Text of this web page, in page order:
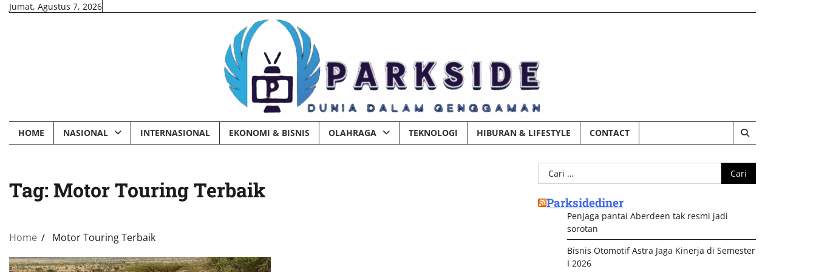
SkipJumat, Agustus 7, 2026
HOME NASIONAL INTERNASIONAL EKONOMI & BISNIS OLAHRAGA TEKNOLOGI HIBURAN & LIFESTYLE CONTACT
Tag: Motor Touring Terbaik
Home Motor Touring Terbaik
Cari
untuk:
Parksidediner
Penjaga pantai Aberdeen tak resmi jadi
sorotan
Bisnis Otomotif Astra Jaga Kinerja di Semester
I 2026